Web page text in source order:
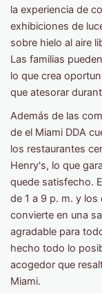
la experiencia de
exhibiciones de
sobre hielo al aire
Las familias
lo que crea
que atesorar
Además de las
de el Miami DDA
los restaurantes
Henry's, lo que
quede satisfecho.
de 1 a 9 p. m. y los
convierte en una
agradable para
hecho todo lo
acogedor que
Miami.